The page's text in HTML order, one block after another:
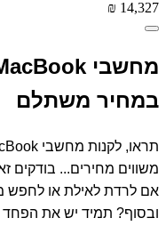
₪ 14,327
במחיר משתלם
משווים מחירים... בודקים
ובסוף? תמיד יש את הפחד